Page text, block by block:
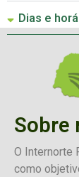
Dias e
Sobre
O Internorte
como